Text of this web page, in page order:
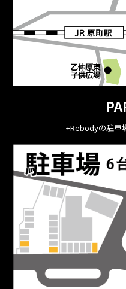
+Rebodyの駐車